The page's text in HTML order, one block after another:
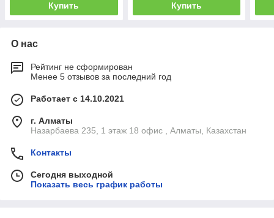
Купить Купить
О нас
Рейтинг не сформирован
Менее 5 отзывов за последний год
Работает с 14.10.2021
г. Алматы
Назарбаева 235, 1 этаж 18 офис , Алматы, Казахстан
Контакты
Сегодня выходной
Показать весь график работы